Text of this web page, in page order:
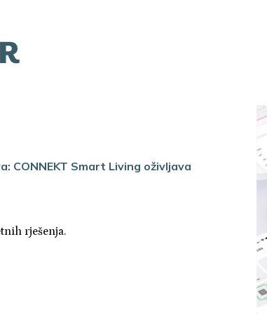
CONNEKT Smart Living oživljava
rješenja.